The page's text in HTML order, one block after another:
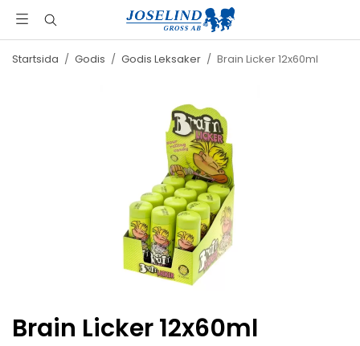
Startsida / Godis / Godis Leksaker / Brain Licker 12x60ml
Brain Licker 12x60ml